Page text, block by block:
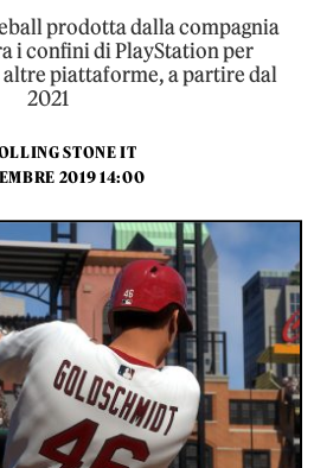
prodotta dalla compagnia
i confini di PlayStation per
piattaforme, a partire dal
2021
STONE IT
2019 14:00